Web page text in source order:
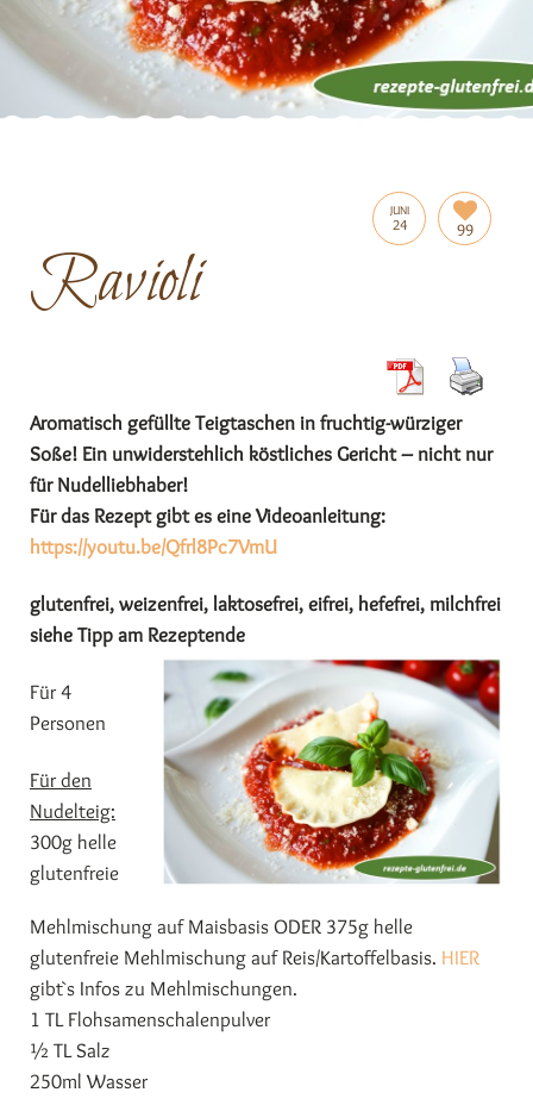
JUNI
24 99
Ravioli
Aromatisch gefüllte Teigtaschen in fruchtig-würziger
Soße! Ein unwiderstehlich köstliches Gericht – nicht nur
für Nudelliebhaber!
Für das Rezept gibt es eine Videoanleitung:
https://youtu.be/Qfrl8Pc7VmU
glutenfrei, weizenfrei, laktosefrei, eifrei, hefefrei, milchfrei
siehe Tipp am Rezeptende
Für 4
Personen
Für den
Nudelteig:
300g helle
glutenfreie
Mehlmischung auf Maisbasis ODER 375g helle
glutenfreie Mehlmischung auf Reis/Kartoffelbasis. HIER
gibt`s Infos zu Mehlmischungen.
1 TL Flohsamenschalenpulver
½ TL Salz
250ml Wasser